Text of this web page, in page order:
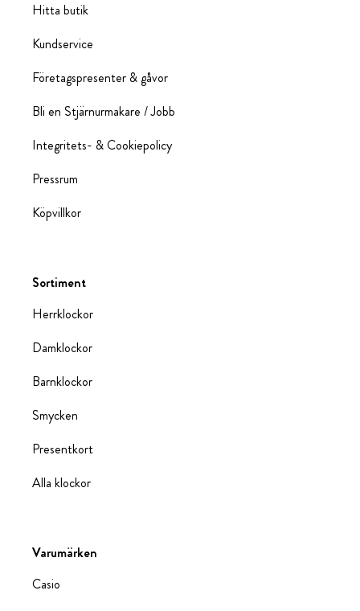
Hitta butik
Kundservice
Företagspresenter & gåvor
Bli en Stjärnurmakare / Jobb
Integritets- & Cookiepolicy
Pressrum
Köpvillkor
Sortiment
Herrklockor
Damklockor
Barnklockor
Smycken
Presentkort
Alla klockor
Varumärken
Casio